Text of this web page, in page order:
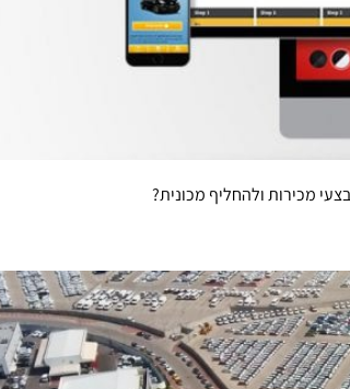
מכירות ולהחליף מכונית?